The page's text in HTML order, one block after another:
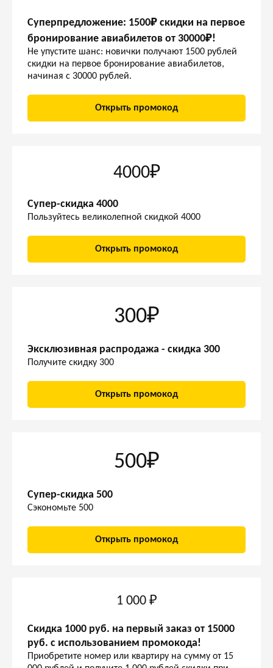
Суперпредложение: 1500₽ скидки на первое
бронирование авиабилетов от 30000₽!
Не упустите шанс: новички получают 1500 рублей
скидки на первое бронирование авиабилетов,
начиная с 30000 рублей.
Открыть промокод
4000₽
Супер-скидка 4000
Пользуйтесь великолепной скидкой 4000
Открыть промокод
300₽
Эксклюзивная распродажа - скидка 300
Получите скидку 300
Открыть промокод
500₽
Супер-скидка 500
Сэкономьте 500
Открыть промокод
1 000 ₽
Скидка 1000 руб. на первый заказ от 15000
руб. с использованием промокода!
Приобретите номер или квартиру на сумму от 15